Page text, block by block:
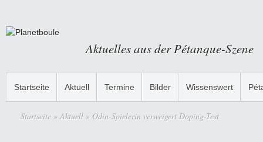
Aktuelles aus der Pétanque-Szene
Startseite Aktuell Termine Bilder Wissenswert
Startseite » Aktuell » Odin-Spielerin verweigert Doping-Test